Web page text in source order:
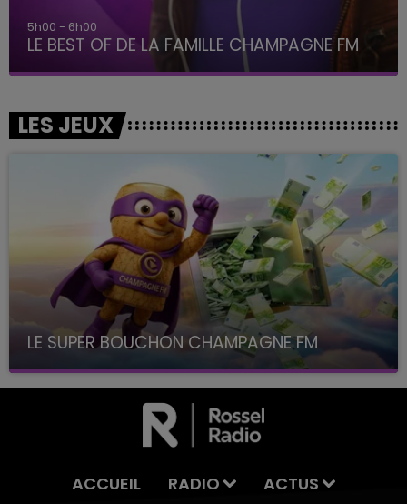
6h00 - 10h00
La Famille
LES JEUX
LE SUPER BOUCHON CHAMPAGNE FM
avec La Famille Champagne FM, à 8H10
ACCUEIL RADIO ACTUS